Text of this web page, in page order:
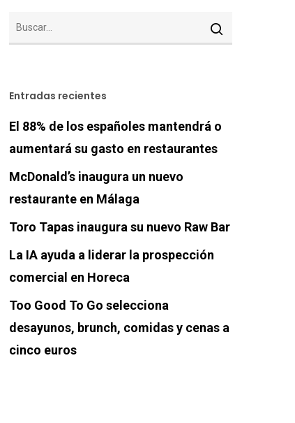
Entradas recientes
El 88% de los españoles mantendrá o
aumentará su gasto en restaurantes
McDonald’s inaugura un nuevo
restaurante en Málaga
Toro Tapas inaugura su nuevo Raw Bar
La IA ayuda a liderar la prospección
comercial en Horeca
Too Good To Go selecciona
desayunos, brunch, comidas y cenas a
cinco euros